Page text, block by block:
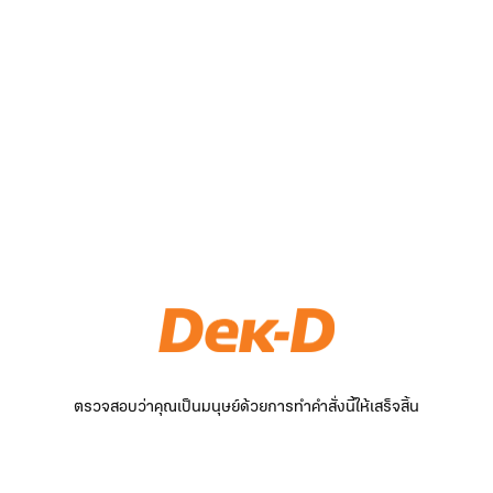
ตรวจสอบว่าคุณเป็นมนุษย์ด้วยการทำคำสั่งนี้ให้เสร็จสิ้น